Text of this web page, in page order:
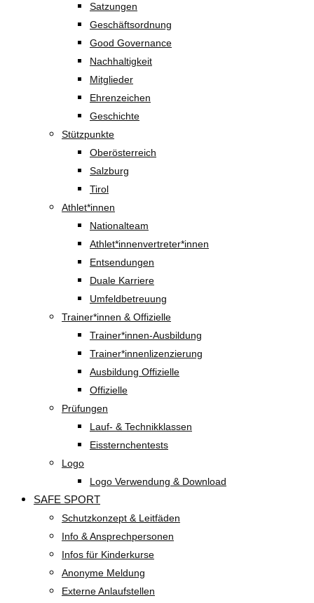
Satzungen
Geschäftsordnung
Good Governance
Nachhaltigkeit
Mitglieder
Ehrenzeichen
Geschichte
Stützpunkte
Oberösterreich
Salzburg
Tirol
Athlet*innen
Nationalteam
Athlet*innenvertreter*innen
Entsendungen
Duale Karriere
Umfeldbetreuung
Trainer*innen & Offizielle
Trainer*innen-Ausbildung
Trainer*innenlizenzierung
Ausbildung Offizielle
Offizielle
Prüfungen
Lauf- & Technikklassen
Eissternchentests
Logo
Logo Verwendung & Download
SAFE SPORT
Schutzkonzept & Leitfäden
Info & Ansprechpersonen
Infos für Kinderkurse
Anonyme Meldung
Externe Anlaufstellen